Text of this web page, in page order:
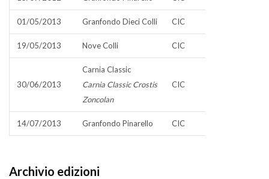
01/05/2013 Granfondo Dieci Colli CIC
19/05/2013 Nove Colli CIC
30/06/2013
Carnia Classic
Carnia Classic Crostis
Zoncolan
CIC
14/07/2013 Granfondo Pinarello CIC
Archivio edizioni